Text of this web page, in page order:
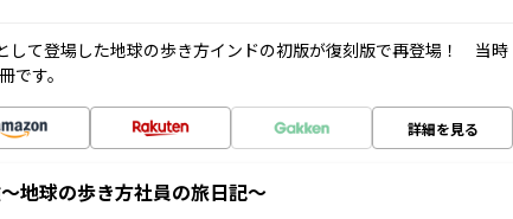
して登場した地球の歩き方インドの初版が復刻版で再登場！ 当時
です。
詳細を見る
地球の歩き方社員の旅日記～